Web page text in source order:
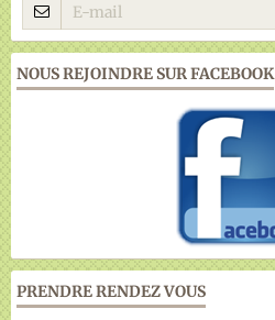
NOUS REJOINDRE SUR FACEBOOK
PRENDRE RENDEZ VOUS